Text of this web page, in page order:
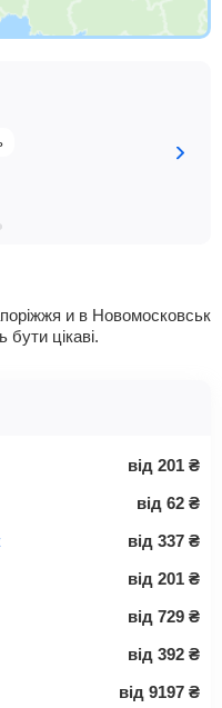
и в Новомосковськ
цікаві.
від 201 ₴
від 62 ₴
від 337 ₴
від 201 ₴
від 729 ₴
від 392 ₴
від 9197 ₴